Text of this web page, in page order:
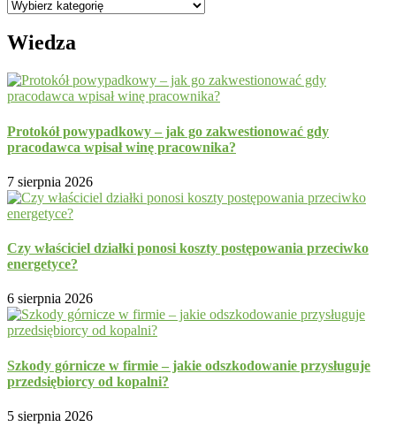
Kategorie
Wiedza
Protokół powypadkowy – jak go zakwestionować gdy
pracodawca wpisał winę pracownika?
7 sierpnia 2026
Czy właściciel działki ponosi koszty postępowania przeciwko
energetyce?
6 sierpnia 2026
Szkody górnicze w firmie – jakie odszkodowanie przysługuje
przedsiębiorcy od kopalni?
5 sierpnia 2026